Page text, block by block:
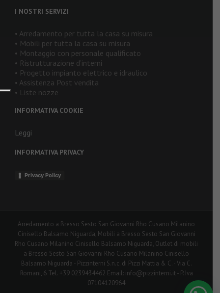
I NOSTRI SERVIZI
• Arredamento per tutta la casa su misura
• Mobili per tutta la casa su misura
• Montaggio con personale qualificato
• Ristrutturazione d’interni
• Progetto impianto elettrico e idraulico
• Assistenza Post vendita
• Liste nozze
INFORMATIVA COOKIE
Leggi
INFORMATIVA PRIVACY
Privacy Policy
Arredamento a Bresso Sesto San Giovanni Rho Cusano Milanino
Cinisello Balsamo Niguarda, Mobili a Bresso Sesto San Giovanni
Rho Cusano Milanino Cinisello Balsamo Niguarda, Outlet di mobili
a Bresso Sesto San Giovanni Rho Cusano Milanino Cinisello
Balsamo Niguarda - Pizzinterni S.n.c. di Pizzi Mattia & C. - Via C.
Romani, 6 Tel. +39 0239434462 Email: info@pizzinterni.it - P. Iva
07104120964